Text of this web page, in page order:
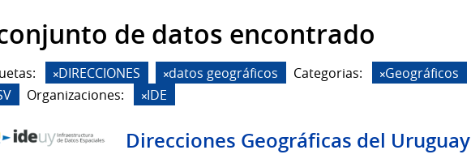
de datos encontrado
DIRECCIONES datos geográficos Categorias: Geográficos
Organizaciones: IDE
Direcciones Geográficas del Uruguay